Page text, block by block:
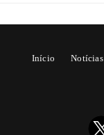
Início Notícias